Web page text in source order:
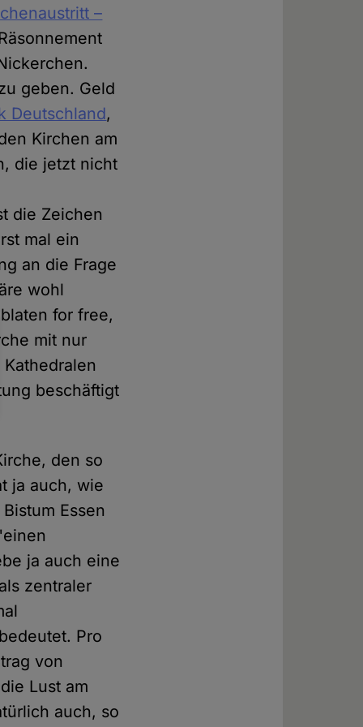
–
geben. Geld
Deutschland,
Kirchen am
die jetzt nicht
die Zeichen
mal ein
an die Frage
wohl
for free,
mit nur
beschäftigt
den so
ja auch, wie
Essen
ja auch eine
zentraler
Pro
von
Lust am
auch, so